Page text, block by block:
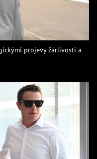
projevy žárlivosti a